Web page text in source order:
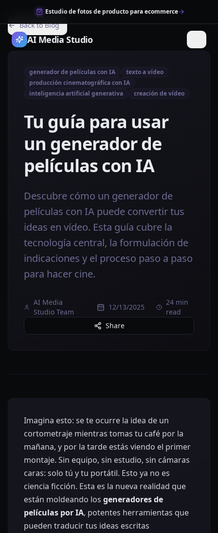
Estudio de fotos de producto para ecommerce
AI Media Studio
Back to Blog
generador de películas con IA
texto a vídeo
producción cinematográfica con IA
inteligencia artificial generativa
creación de vídeo
Tu guía para usar
un generador de
películas con IA
Descubre cómo un generador de
películas con IA puede convertir tus
ideas en vídeo. Esta guía cubre la
tecnología central, la formulación de
indicaciones y el proceso paso a paso
para hacer cine.
AI Media
Studio Team
12/13/2025
24 min
read
Share
Imagina esto: se te ocurre la idea de un
cortometraje mientras tomas tu café por la
mañana, y por la tarde estás viendo el primer
montaje. Sin equipo, sin estudio, sin cámaras
caras: solo tú y tu portátil. Esto ya no es
ciencia ficción. Esta es la nueva realidad que
están moldeando los generadores de
películas por IA, potentes herramientas que
pueden traducir tus ideas escritas